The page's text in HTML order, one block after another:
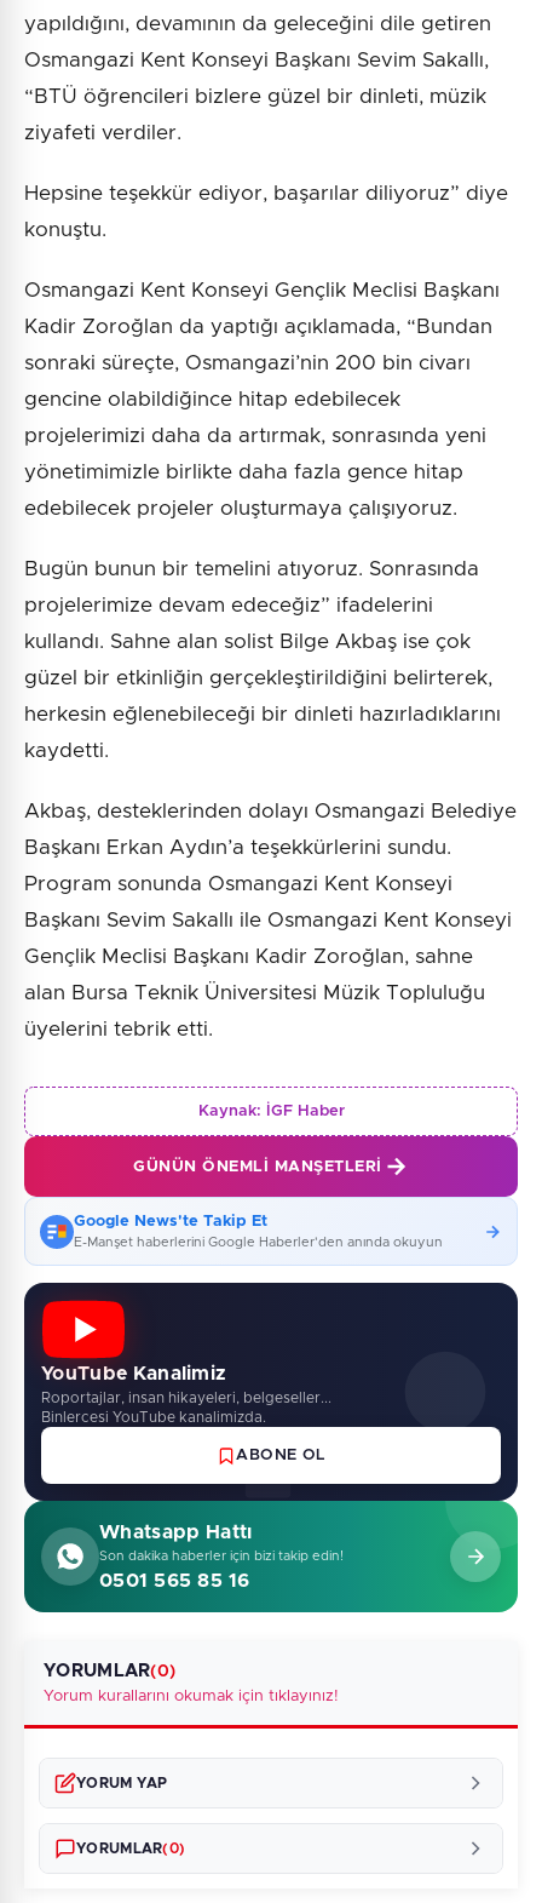
yapıldığını, devamının da geleceğini dile getiren
Osmangazi Kent Konseyi Başkanı Sevim Sakallı,
“BTÜ öğrencileri bizlere güzel bir dinleti, müzik
ziyafeti verdiler.
Hepsine teşekkür ediyor, başarılar diliyoruz” diye
konuştu.
Osmangazi Kent Konseyi Gençlik Meclisi Başkanı
Kadir Zoroğlan da yaptığı açıklamada, “Bundan
sonraki süreçte, Osmangazi’nin 200 bin civarı
gencine olabildiğince hitap edebilecek
projelerimizi daha da artırmak, sonrasında yeni
yönetimimizle birlikte daha fazla gence hitap
edebilecek projeler oluşturmaya çalışıyoruz.
Bugün bunun bir temelini atıyoruz. Sonrasında
projelerimize devam edeceğiz” ifadelerini
kullandı. Sahne alan solist Bilge Akbaş ise çok
güzel bir etkinliğin gerçekleştirildiğini belirterek,
herkesin eğlenebileceği bir dinleti hazırladıklarını
kaydetti.
Akbaş, desteklerinden dolayı Osmangazi Belediye
Başkanı Erkan Aydın’a teşekkürlerini sundu.
Program sonunda Osmangazi Kent Konseyi
Başkanı Sevim Sakallı ile Osmangazi Kent Konseyi
Gençlik Meclisi Başkanı Kadir Zoroğlan, sahne
alan Bursa Teknik Üniversitesi Müzik Topluluğu
üyelerini tebrik etti.
Kaynak: İGF Haber
GÜNÜN ÖNEMLI MANŞETLERI
Google News'te Takip Et
E-Manşet haberlerini Google Haberler'den anında okuyun
YouTube Kanalimiz
Roportajlar, insan hikayeleri, belgeseller...
Binlercesi YouTube kanalimizda.
ABONE OL
Whatsapp Hattı
Son dakika haberler için bizi takip edin!
0501 565 85 16
YORUMLAR(0)
Yorum kurallarını okumak için tıklayınız!
YORUM YAP
YORUMLAR(0)